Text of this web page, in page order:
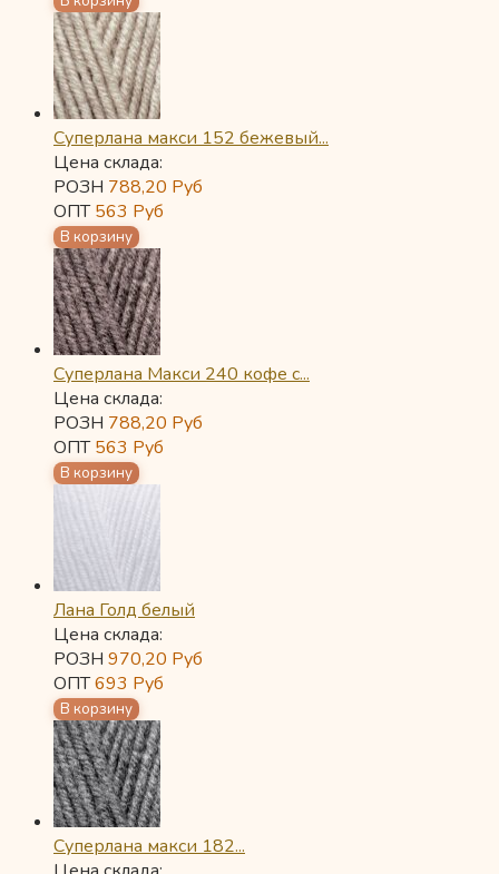
Суперлана макси 152 бежевый...
Цена склада:
РОЗН 788,20 Руб
ОПТ563 Руб
Суперлана Макси 240 кофе с...
Цена склада:
РОЗН 788,20 Руб
ОПТ563 Руб
Лана Голд белый
Цена склада:
РОЗН 970,20 Руб
ОПТ693 Руб
Суперлана макси 182...